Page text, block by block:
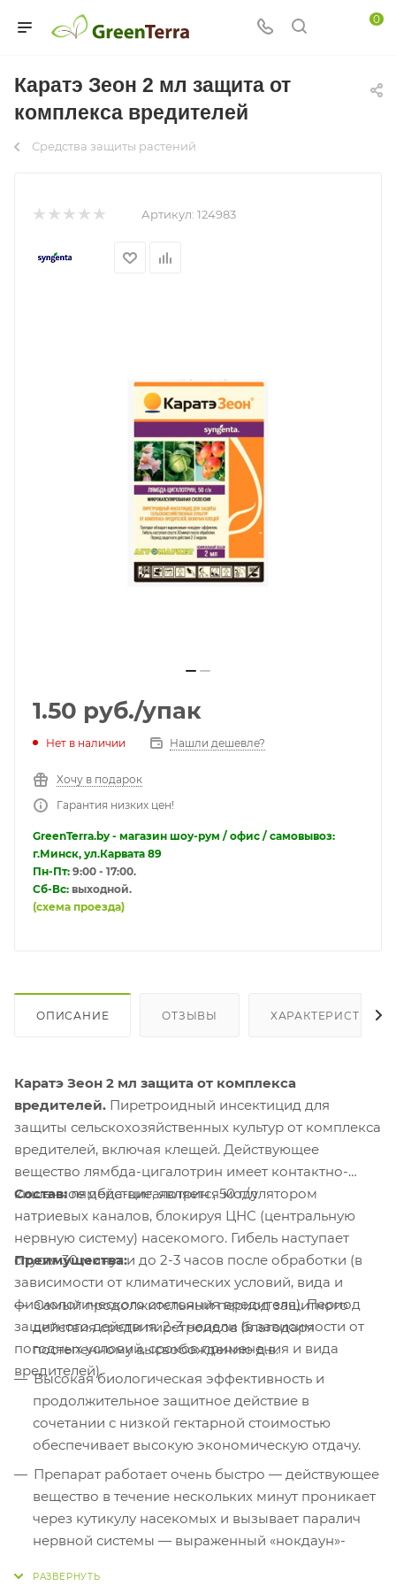
0
Каратэ Зеон 2 мл защита от
комплекса вредителей
Средства защиты растений
Артикул: 124983
1.50 руб./упак
Нет в наличии Нашли дешевле?
Хочу в подарок
Гарантия низких цен!
GreenTerra.by - магазин шоу-рум / офис / самовывоз:
г.Минск, ул.Карвата 89
Пн-Пт: 9:00 - 17:00.
Сб-Вс: выходной.
(схема проезда)
ОПИСАНИЕ ОТЗЫВЫ ХАРАКТЕРИСТИКИ
Каратэ Зеон 2 мл защита от комплекса
вредителей. Пиретроидный инсектицид для
защиты сельскохозяйственных культур от комплекса
вредителей, включая клещей. Действующее
вещество лямбда-цигалотрин имеет контактно-
кишечное действие, является модулятором
натриевых каналов, блокируя ЦНС (центральную
нервную систему) насекомого. Гибель наступает
спустя 30 минут и до 2-3 часов после обработки (в
зависимости от климатических условий, вида и
физиологического состояния вредителя). Период
защитного действия: 2-3 недели (в зависимости от
погодных условий, сроков применения и вида
вредителей).
Состав:лямбда-цигалотрин , 50 г/л
Преимущества:
Самый продолжительный период защитного
действия среди пиретроидов благодаря
постепенному высвобождению д.в.
Высокая биологическая эффективность и
продолжительное защитное действие в
сочетании с низкой гектарной стоимостью
обеспечивает высокую экономическую отдачу.
Препарат работает очень быстро — действующее
вещество в течение нескольких минут проникает
через кутикулу насекомых и вызывает паралич
нервной системы — выраженный «нокдаун»-